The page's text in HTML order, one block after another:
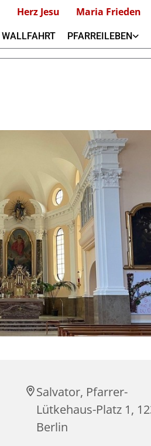
Herz Jesu Maria Frieden
WALLFAHRT PFARREILEBEN
Salvator, Pfarrer-
Lütkehaus-Platz 1,
Berlin